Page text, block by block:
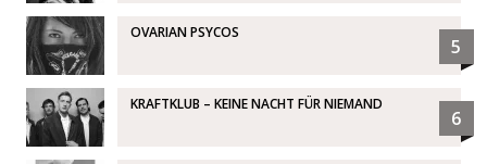
OVARIAN PSYCOS
5
KRAFTKLUB – KEINE NACHT FÜR NIEMAND
6